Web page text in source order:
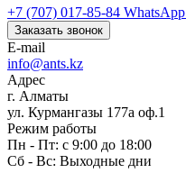
+7 (707) 017-85-84 WhatsApp
Заказать звонок
E-mail
info@ants.kz
Адрес
г. Алматы
ул. Курмангазы 177а оф.1
Режим работы
Пн - Пт: с 9:00 до 18:00
Сб - Вс: Выходные дни